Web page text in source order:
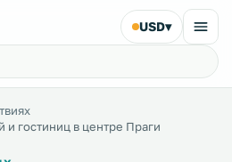
USD▾
и гостиниц в центре Праги